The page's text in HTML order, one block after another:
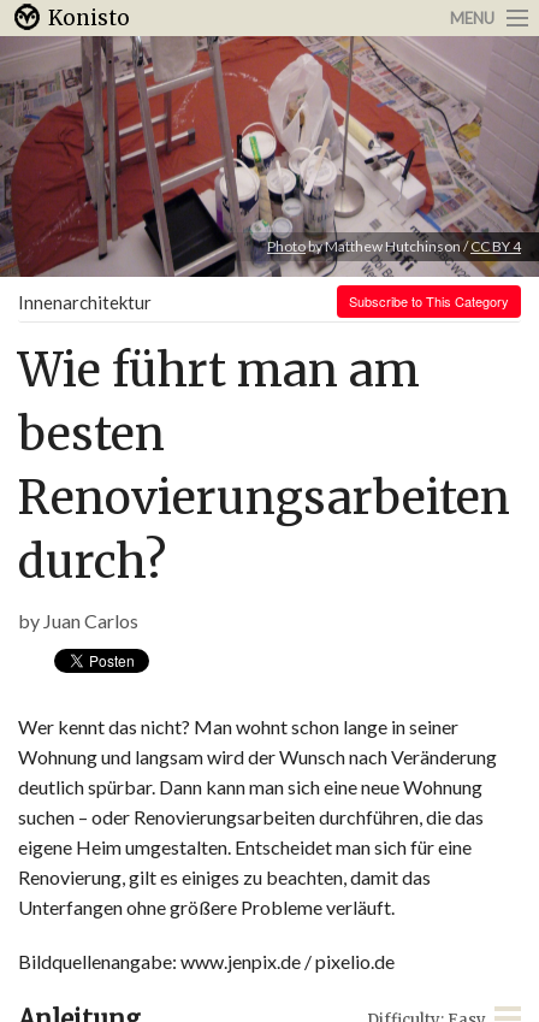
Konisto MENU
Arbeit & Karriere
Internet
Urlaub & Reisen
Photoby Matthew Hutchinson /CC BY 4
Innenarchitektur Subscribe to This Category
Wie führt man am
besten
Renovierungsarbeiten
durch?
by Juan Carlos
Wer kennt das nicht? Man wohnt schon lange in seiner
Wohnung und langsam wird der Wunsch nach Veränderung
deutlich spürbar. Dann kann man sich eine neue Wohnung
suchen – oder Renovierungsarbeiten durchführen, die das
eigene Heim umgestalten. Entscheidet man sich für eine
Renovierung, gilt es einiges zu beachten, damit das
Unterfangen ohne größere Probleme verläuft.
Bildquellenangabe: www.jenpix.de / pixelio.de